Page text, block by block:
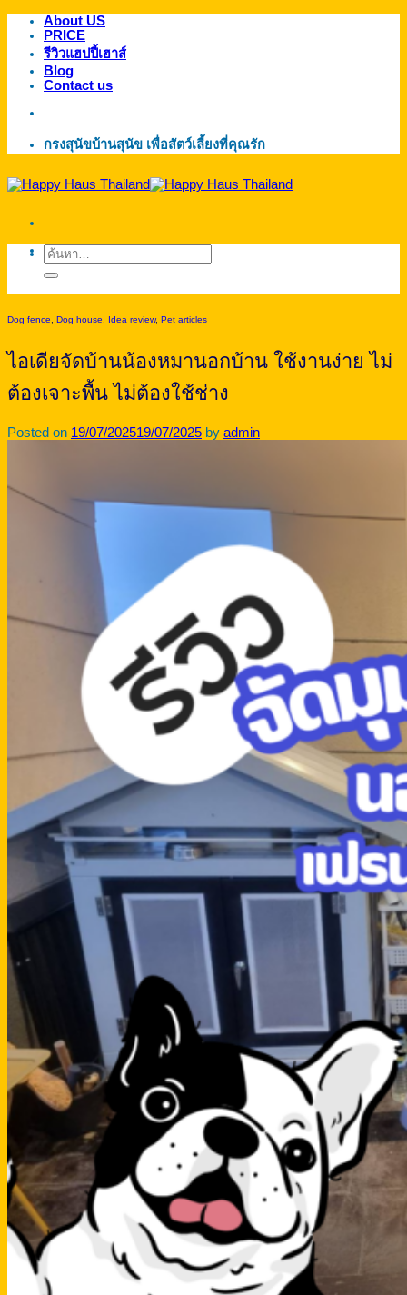
ข้าม
เนื้อหา
About US
PRICE
รีวิวแฮปปี้เฮาส์
Blog
Contact us
กรงสุนัขบ้านสุนัข เพื่อสัตว์เลี้ยงที่คุณรัก
ค้นหา:
Dog fence, Dog house, Idea review, Pet articles
ไอเดียจัดบ้านน้องหมานอกบ้าน ใช้งานง่าย ไม่
ต้องเจาะพื้น ไม่ต้องใช้ช่าง
Posted on 19/07/202519/07/2025 by admin